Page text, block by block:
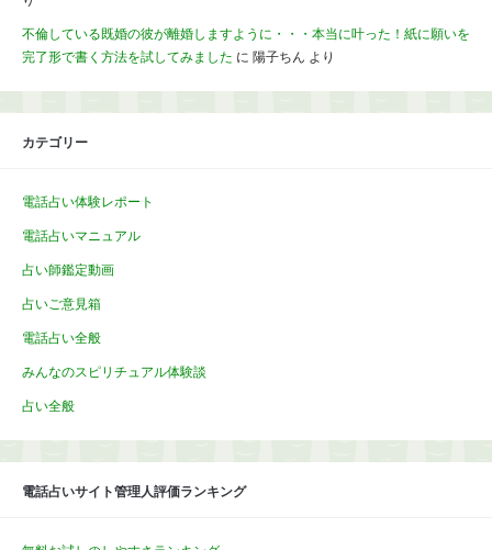
不倫している既婚の彼が離婚しますように・・・本当に叶った！紙に願いを
完了形で書く方法を試してみました に 陽子ちん より
カテゴリー
電話占い体験レポート
電話占いマニュアル
占い師鑑定動画
占いご意見箱
電話占い全般
みんなのスピリチュアル体験談
占い全般
電話占いサイト管理人評価ランキング